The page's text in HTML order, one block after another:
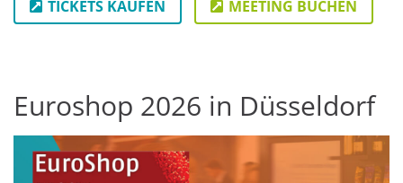
TICKETS KAUFEN MEETING BUCHEN
Euroshop 2026 in Düsseldorf